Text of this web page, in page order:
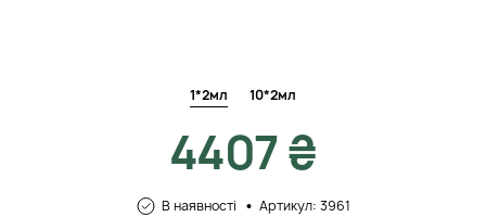
1*2мл 10*2мл
4407 ₴
В наявності Артикул: 3961